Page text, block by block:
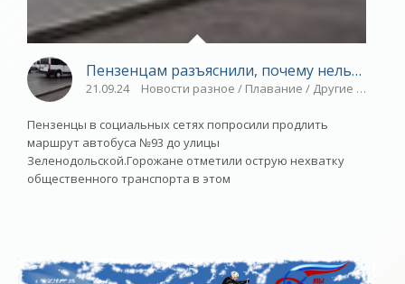
Пензенцам разъяснили, почему нельзя
21.09.24 Новости разное / Плавание / Другие виды
Пензенцы в социальных сетях попросили продлить
маршрут автобуса №93 до улицы
Зеленодольской.Горожане отметили острую нехватку
общественного транспорта в этом